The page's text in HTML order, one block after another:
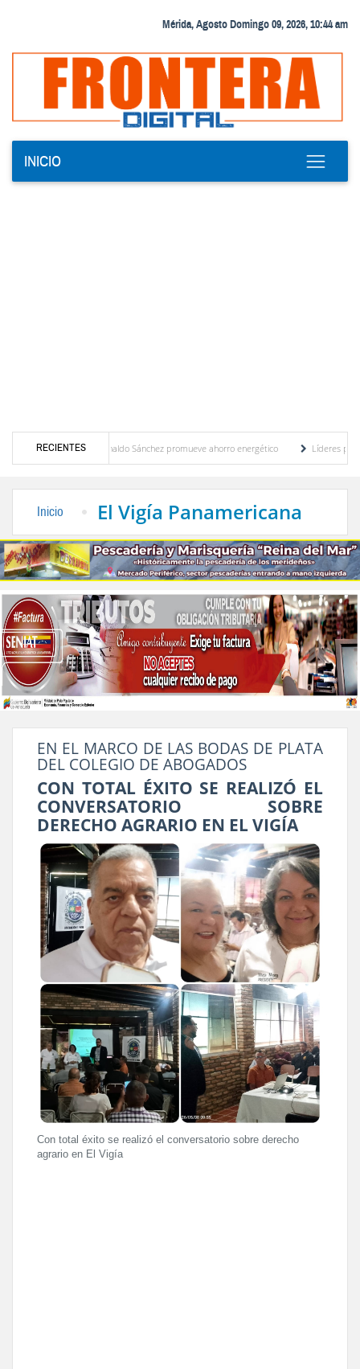
Mérida, Agosto Domingo 09, 2026, 10:44 am
INICIO
RECIENTES
Gobernador Arnaldo Sánchez promueve ahorro energético
Líderes políticos
Inicio El Vigía Panamericana
EN EL MARCO DE LAS BODAS DE PLATA
DEL COLEGIO DE ABOGADOS
CON TOTAL ÉXITO SE REALIZÓ EL
CONVERSATORIO SOBRE
DERECHO AGRARIO EN EL VIGÍA
Con total éxito se realizó el conversatorio sobre derecho
agrario en El Vigía